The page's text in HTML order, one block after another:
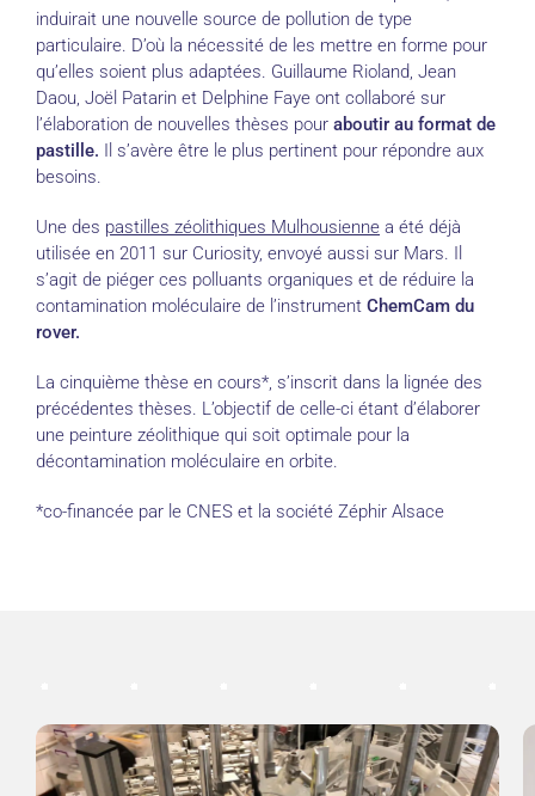
induirait une nouvelle source de pollution de type
particulaire. D’où la nécessité de les mettre en forme pour
qu’elles soient plus adaptées. Guillaume Rioland, Jean
Daou, Joël Patarin et Delphine Faye ont collaboré sur
l’élaboration de nouvelles thèses pour aboutir au format de
pastille. Il s’avère être le plus pertinent pour répondre aux
besoins.
Une des pastilles zéolithiques Mulhousienne a été déjà
utilisée en 2011 sur Curiosity, envoyé aussi sur Mars. Il
s’agit de piéger ces polluants organiques et de réduire la
contamination moléculaire de l’instrument ChemCam du
rover.
La cinquième thèse en cours*, s’inscrit dans la lignée des
précédentes thèses. L’objectif de celle-ci étant d’élaborer
une peinture zéolithique qui soit optimale pour la
décontamination moléculaire en orbite.
*co-financée par le CNES et la société Zéphir Alsace